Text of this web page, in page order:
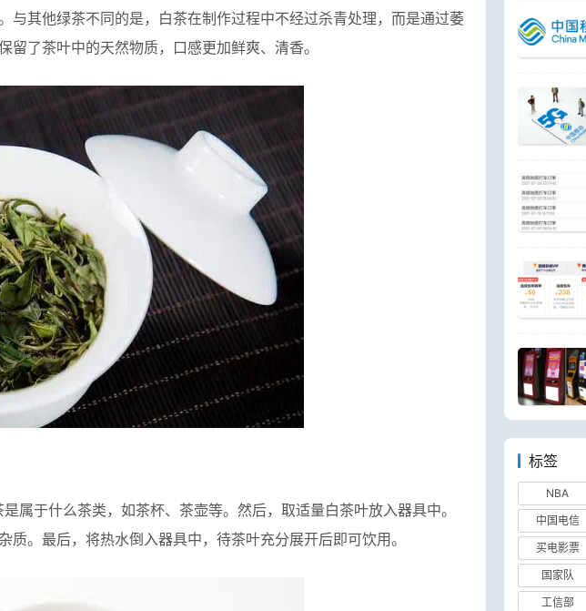
与其他绿茶不同的是，白茶在制作过程中不经过杀青处理，而是通过萎
了茶叶中的天然物质，口感更加鲜爽、清香。
属于什么茶类，如茶杯、茶壶等。然后，取适量白茶叶放入器具中。
。最后，将热水倒入器具中，待茶叶充分展开后即可饮用。
标签
NBA
中国电信
买电影票
国家队
工信部